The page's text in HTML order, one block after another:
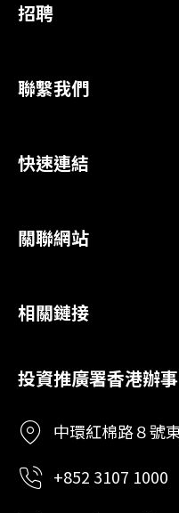
招聘
聯繫我們
快速連結
關聯網站
相關鏈接
投資推廣署香港辦
中環紅棉路８號
+852 3107 1000